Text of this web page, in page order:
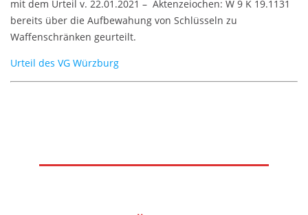
mit dem Urteil v. 22.01.2021 – Aktenzeiochen: W 9 K 19.1131
bereits über die Aufbewahung von Schlüsseln zu
Waffenschränken geurteilt.
Urteil des VG Würzburg